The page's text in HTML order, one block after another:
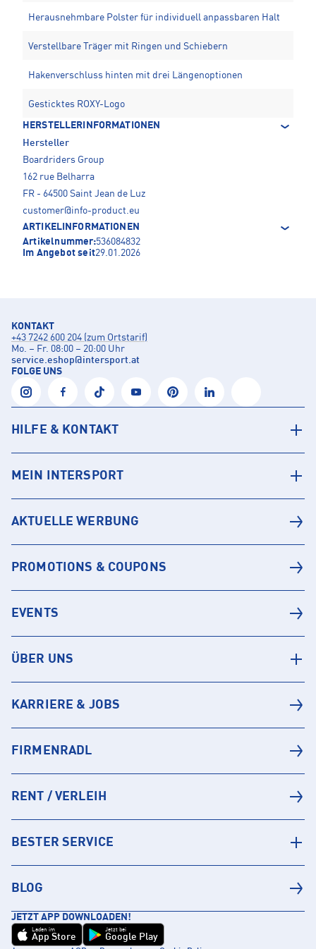
Herausnehmbare Polster für individuell anpassbaren Halt
Verstellbare Träger mit Ringen und Schiebern
Hakenverschluss hinten mit drei Längenoptionen
Gesticktes ROXY-Logo
HERSTELLERINFORMATIONEN
Hersteller
Boardriders Group
162 rue Belharra
FR - 64500 Saint Jean de Luz
customer@info-product.eu
ARTIKELINFORMATIONEN
Artikelnummer:536084832
Im Angebot seit29.01.2026
KONTAKT
+43 7242 600 204 (zum Ortstarif)
Mo. – Fr. 08:00 – 20:00 Uhr
service.eshop@intersport.at
FOLGE UNS
HILFE & KONTAKT
MEIN INTERSPORT
AKTUELLE WERBUNG
PROMOTIONS & COUPONS
EVENTS
ÜBER UNS
KARRIERE & JOBS
FIRMENRADL
RENT / VERLEIH
BESTER SERVICE
BLOG
JETZT APP DOWNLOADEN!
Laden im
App Store
Jetzt bei
Google Play